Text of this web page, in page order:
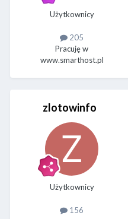
Użytkownicy
205
Pracuję w
www.smarthost.pl
zlotowinfo
Użytkownicy
156